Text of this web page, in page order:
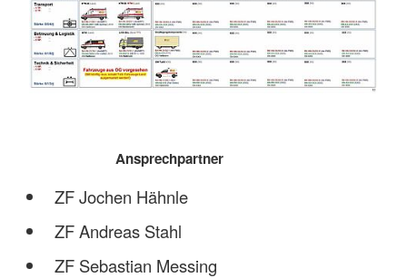
Ansprechpartner
ZF Jochen Hähnle
ZF Andreas Stahl
ZF Sebastian Messing